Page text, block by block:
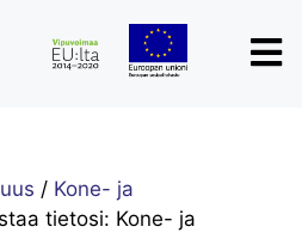
/ Kone- ja
tietosi: Kone- ja